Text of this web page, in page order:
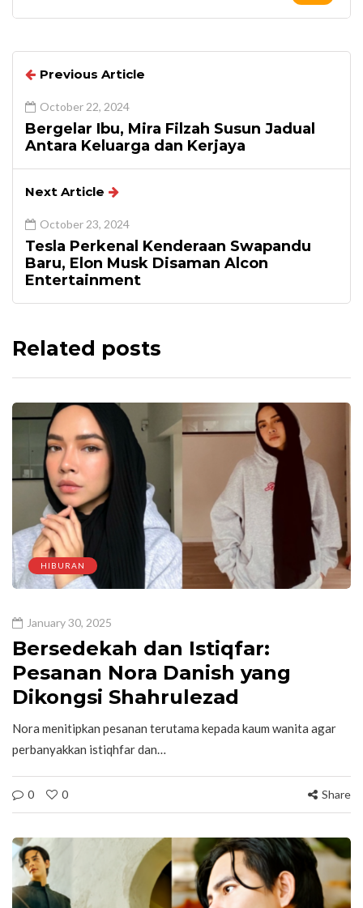
Previous Article
October 22, 2024
Bergelar Ibu, Mira Filzah Susun Jadual
Antara Keluarga dan Kerjaya
Next Article
October 23, 2024
Tesla Perkenal Kenderaan Swapandu
Baru, Elon Musk Disaman Alcon
Entertainment
Related posts
HIBURAN
January 30, 2025
Bersedekah dan Istiqfar:
Pesanan Nora Danish yang
Dikongsi Shahrulezad
Nora menitipkan pesanan terutama kepada kaum wanita agar
perbanyakkan istiqhfar dan…
0 0 Share